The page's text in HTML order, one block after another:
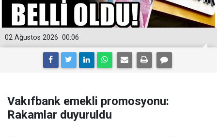
00:06
02 Ağustos 2026
Vakıfbank emekli promosyonu:
Rakamlar duyuruldu